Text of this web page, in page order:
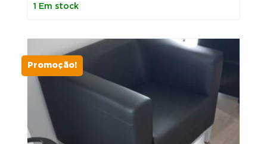
1 Em stock
Promoção!